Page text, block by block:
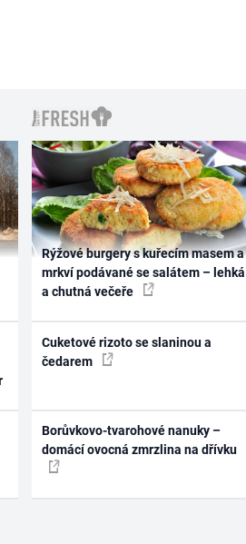
Rýžové burgery s kuřecím masem a
mrkví podávané se salátem – lehká
a chutná večeře
Cuketové rizoto se slaninou a
čedarem
Borůvkovo-tvarohové nanuky –
domácí ovocná zmrzlina na dřívku